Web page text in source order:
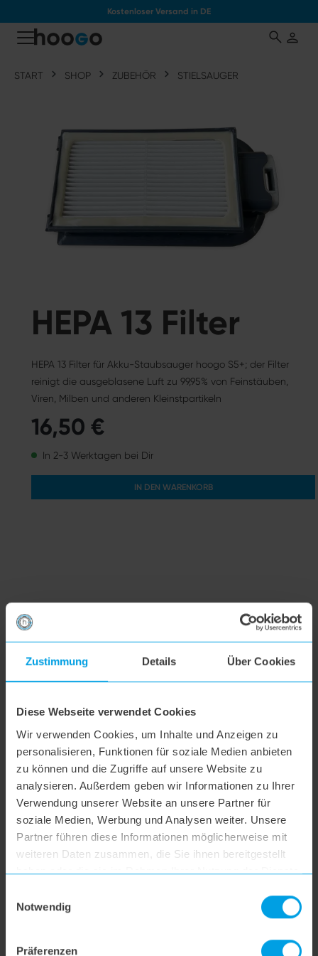
Zustimmung Details Über Cookies
Diese Webseite verwendet Cookies
Wir verwenden Cookies, um Inhalte und Anzeigen zu
personalisieren, Funktionen für soziale Medien anbieten
zu können und die Zugriffe auf unsere Website zu
analysieren. Außerdem geben wir Informationen zu Ihrer
Verwendung unserer Website an unsere Partner für
soziale Medien, Werbung und Analysen weiter. Unsere
Partner führen diese Informationen möglicherweise mit
weiteren Daten zusammen, die Sie ihnen bereitgestellt
haben oder die sie im Rahmen Ihrer Nutzung der Dienste
Notwendig
Präferenzen
Kostenloser Versand in DE
START SHOP ZUBEHÖR STIELSAUGER
HEPA 13 Filter
HEPA 13 Filter für Akku-Staubsauger hoogo S5+; der Filter
reinigt die ausgeblasene Luft zu 99,95% von Feinstäuben,
Viren, Milben und anderen Kleinstpartikeln
16,50 €
In 2-3 Werktagen bei Dir
IN DEN WARENKORB
German Design und Engineering.
designt.